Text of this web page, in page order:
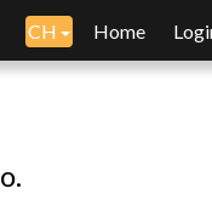
CH Home